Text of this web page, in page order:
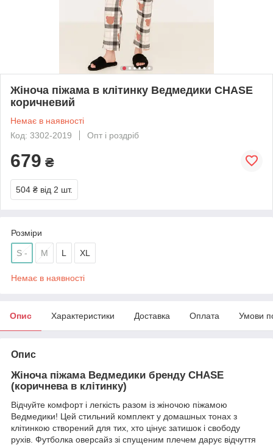
Жіноча піжама в клітинку Ведмедики CHASE
коричневий
Немає в наявності
Код: 3302-2019
Опт і роздріб
679 ₴
504 ₴ від 2 шт.
Розміри
S - M L XL
Немає в наявності
Опис Характеристики Доставка Оплата Умови
Опис
Жіноча піжама Ведмедики бренду CHASE
(коричнева в клітинку)
Відчуйте комфорт і легкість разом із жіночою піжамою
Ведмедики! Цей стильний комплект у домашных тонах з
клітинкою створений для тих, хто цінує затишок і свободу
рухів. Футболка оверсайз зі спущеним плечем дарує відчуття